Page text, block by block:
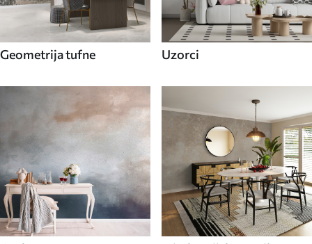
Geometrija tufne Uzorci